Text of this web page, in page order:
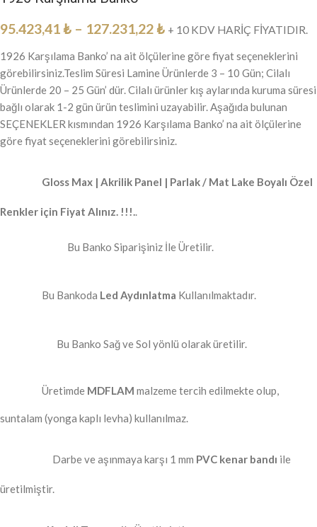
95.423,41 ₺ – 127.231,22 ₺ + 10 KDV HARİÇ FİYATIDIR.
1926 Karşılama Banko’ na ait ölçülerine göre fiyat seçeneklerini
görebilirsiniz.Teslim Süresi Lamine Ürünlerde 3 – 10 Gün; Cilalı
Ürünlerde 20 – 25 Gün’ dür. Cilalı ürünler kış aylarında kuruma süresi
bağlı olarak 1-2 gün ürün teslimini uzayabilir. Aşağıda bulunan
SEÇENEKLER kısmından 1926 Karşılama Banko’ na ait ölçülerine
göre fiyat seçeneklerini görebilirsiniz.
Gloss Max | Akrilik Panel | Parlak / Mat Lake Boyalı Özel
Renkler için Fiyat Alınız. !!!..
Bu Banko Siparişiniz İle Üretilir.
Bu Bankoda Led Aydınlatma Kullanılmaktadır.
Bu Banko Sağ ve Sol yönlü olarak üretilir.
Üretimde MDFLAM malzeme tercih edilmekte olup,
suntalam (yonga kaplı levha) kullanılmaz.
Darbe ve aşınmaya karşı 1 mm PVC kenar bandı ile
üretilmiştir.